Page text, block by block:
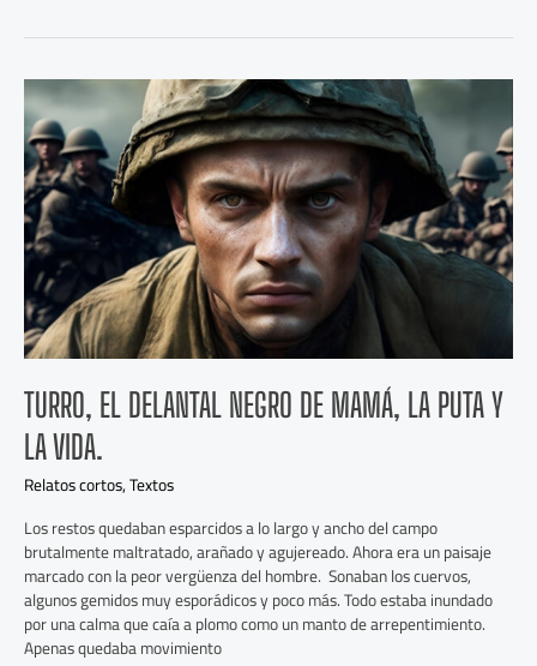
TURRO, EL DELANTAL NEGRO DE MAMÁ, LA PUTA Y
LA VIDA.
Relatos cortos,Textos
Los restos quedaban esparcidos a lo largo y ancho del campo
brutalmente maltratado, arañado y agujereado. Ahora era un paisaje
marcado con la peor vergüenza del hombre. Sonaban los cuervos,
algunos gemidos muy esporádicos y poco más. Todo estaba inundado
por una calma que caía a plomo como un manto de arrepentimiento.
Apenas quedaba movimiento
Turro,
el
delantal
negro
de
mamá,
la
puta
la
vida.